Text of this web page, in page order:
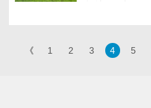
《 1 2 3 4 5